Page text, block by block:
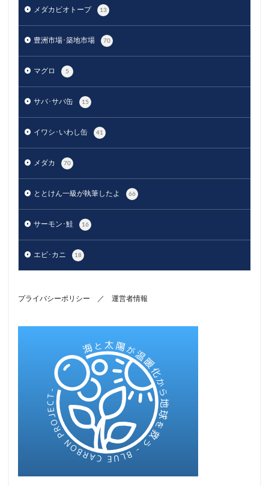
メダカビオトープ 13
豊洲市場･築地市場 70
マグロ 5
サバ･サバ缶 15
イワシ･いわし缶 41
メダカ 70
ととけん一級が執筆したよ 66
サーモン･鮭 16
エビ･カニ 18
プライバシーポリシー ／ 運営者情報